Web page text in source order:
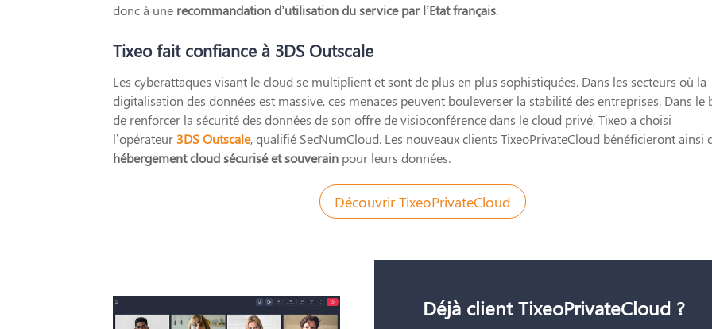
donc à une recommandation d’utilisation du service par l’Etat français.
Tixeo fait confiance à 3DS Outscale
Les cyberattaques visant le cloud se multiplient et sont de plus en plus sophistiquées. Dans les secteurs où la
digitalisation des données est massive, ces menaces peuvent bouleverser la stabilité des entreprises. Dans le
de renforcer la sécurité des données de son offre de visioconférence dans le cloud privé, Tixeo a choisi
l’opérateur 3DS Outscale, qualifié SecNumCloud. Les nouveaux clients TixeoPrivateCloud bénéficieront ainsi
hébergement cloud sécurisé et souverain pour leurs données.
Découvrir TixeoPrivateCloud
Déjà client TixeoPrivateCloud ?